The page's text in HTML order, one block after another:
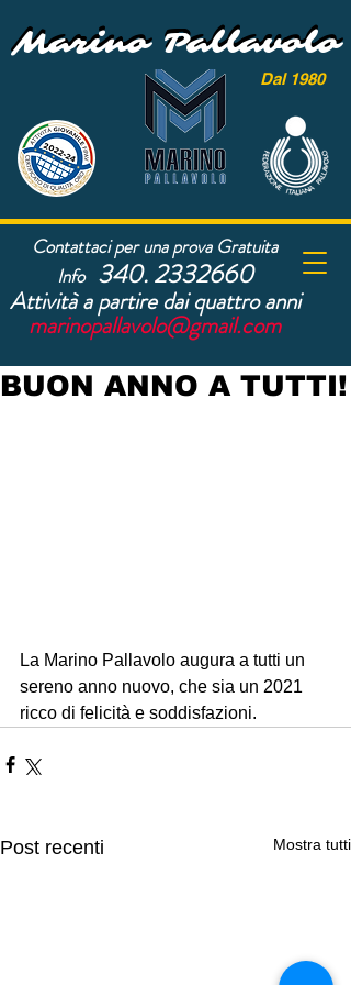
Marino Pallavolo
Marino Pallavolo
Dal 1980
Contattaci per una prova Gratuita
Info 340. 2332660
Attività a partire dai quattro anni
marinopallavolo@gmail.com
BUON ANNO A TUTTI!
La Marino Pallavolo augura a tutti un
sereno anno nuovo, che sia un 2021
ricco di felicità e soddisfazioni.
Post recenti Mostra tutti